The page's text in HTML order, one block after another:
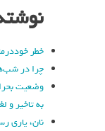
خطر
چرا در
وضعیت
به تاخیر و
نان، یاری